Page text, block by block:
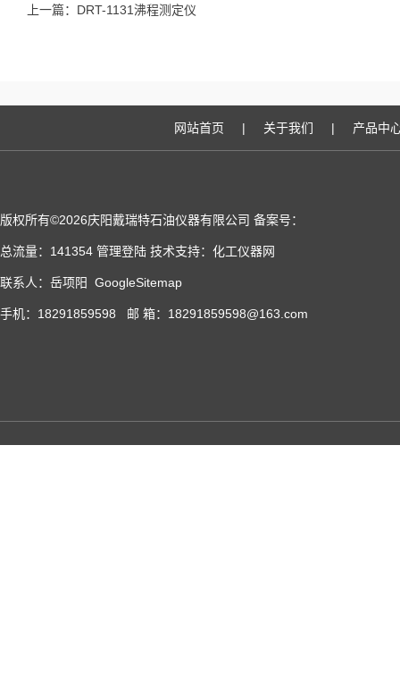
上一篇： DRT-1131沸程测定仪
网站首页 | 关于我们 | 产品中
版权所有©2026庆阳戴瑞特石油仪器有限公司 备案号：
总流量：141354 管理登陆 技术支持： 化工仪器网
联系人：岳项阳 GoogleSitemap
手机：18291859598 邮 箱：18291859598@163.com